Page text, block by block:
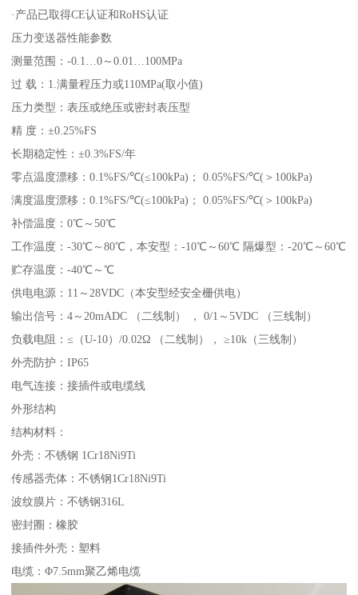
·产品已取得CE认证和RoHS认证
压力变送器性能参数
测量范围：-0.1…0～0.01…100MPa
过 载：1.满量程压力或110MPa(取小值)
压力类型：表压或绝压或密封表压型
精 度：±0.25%FS
长期稳定性：±0.3%FS/年
零点温度漂移：0.1%FS/℃(≤100kPa)； 0.05%FS/℃(＞100kPa)
满度温度漂移：0.1%FS/℃(≤100kPa)； 0.05%FS/℃(＞100kPa)
补偿温度：0℃～50℃
工作温度：-30℃～80℃，本安型：-10℃～60℃ 隔爆型：-20℃～60℃
贮存温度：-40℃～℃
供电电源：11～28VDC（本安型经安全栅供电）
输出信号：4～20mADC （二线制） ， 0/1～5VDC （三线制）
负载电阻：≤（U-10）/0.02Ω （二线制）， ≥10k（三线制）
外壳防护：IP65
电气连接：接插件或电缆线
外形结构
结构材料：
外壳：不锈钢 1Cr18Ni9Ti
传感器壳体：不锈钢1Cr18Ni9Ti
波纹膜片：不锈钢316L
密封圈：橡胶
接插件外壳：塑料
电缆：Φ7.5mm聚乙烯电缆